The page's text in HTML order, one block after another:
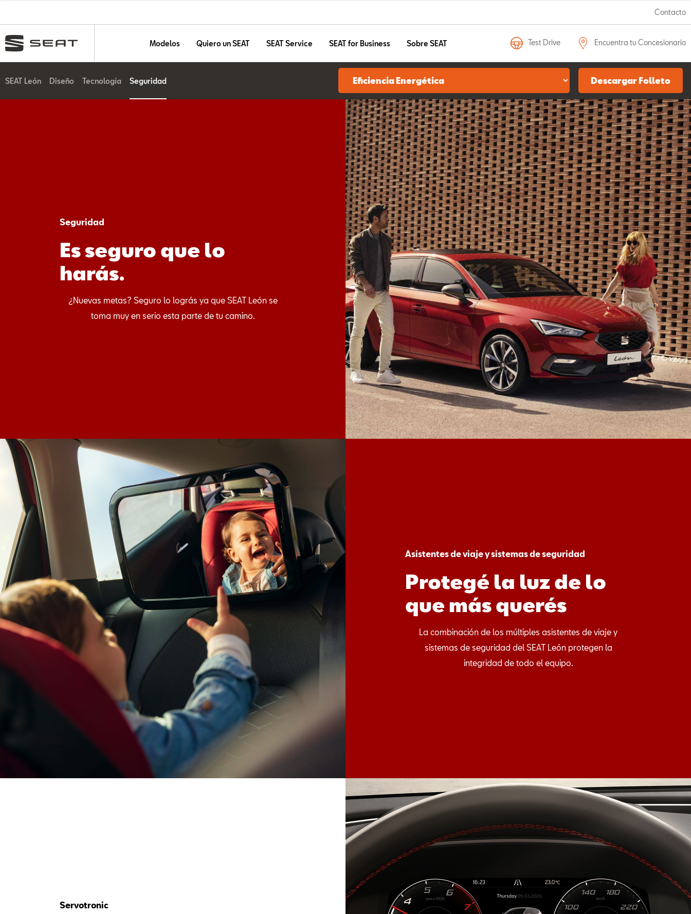
Contacto
Modelos Quiero un SEAT SEAT Service SEAT for Business Sobre SEAT Test Drive Encuentra tu Concesionario
SEAT León Diseño Tecnología Seguridad Descargar Folleto
Seguridad
Es seguro que lo
harás.
¿Nuevas metas? Seguro lo lográs ya que SEAT León se
toma muy en serio esta parte de tu camino.
Asistentes de viaje y sistemas de seguridad
Protegé la luz de lo
que más querés
La combinación de los múltiples asistentes de viaje y
sistemas de seguridad del SEAT León protegen la
integridad de todo el equipo.
Servotronic